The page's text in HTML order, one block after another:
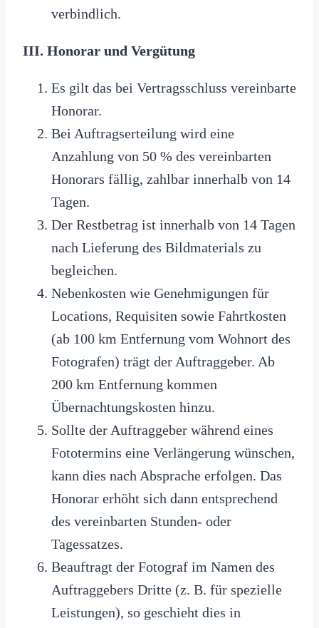
verbindlich.
III. Honorar und Vergütung
Es gilt das bei Vertragsschluss vereinbarte
Honorar.
Bei Auftragserteilung wird eine
Anzahlung von 50 % des vereinbarten
Honorars fällig, zahlbar innerhalb von 14
Tagen.
Der Restbetrag ist innerhalb von 14 Tagen
nach Lieferung des Bildmaterials zu
begleichen.
Nebenkosten wie Genehmigungen für
Locations, Requisiten sowie Fahrtkosten
(ab 100 km Entfernung vom Wohnort des
Fotografen) trägt der Auftraggeber. Ab
200 km Entfernung kommen
Übernachtungskosten hinzu.
Sollte der Auftraggeber während eines
Fototermins eine Verlängerung wünschen,
kann dies nach Absprache erfolgen. Das
Honorar erhöht sich dann entsprechend
des vereinbarten Stunden- oder
Tagessatzes.
Beauftragt der Fotograf im Namen des
Auftraggebers Dritte (z. B. für spezielle
Leistungen), so geschieht dies in